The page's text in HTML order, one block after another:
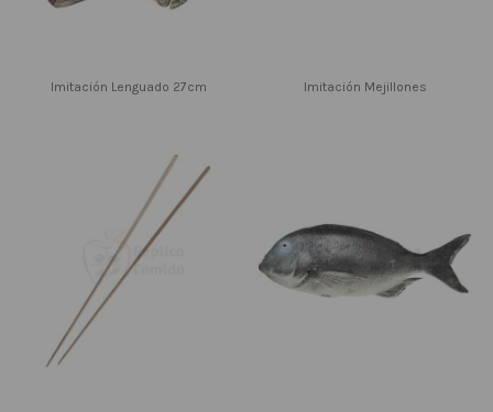
Imitación Lenguado 27cm Imitación Mejillones